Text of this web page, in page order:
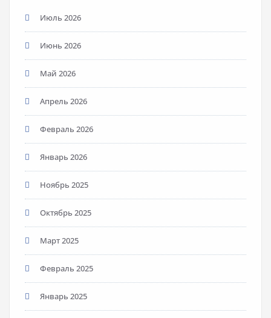
Июль 2026
Июнь 2026
Май 2026
Апрель 2026
Февраль 2026
Январь 2026
Ноябрь 2025
Октябрь 2025
Март 2025
Февраль 2025
Январь 2025